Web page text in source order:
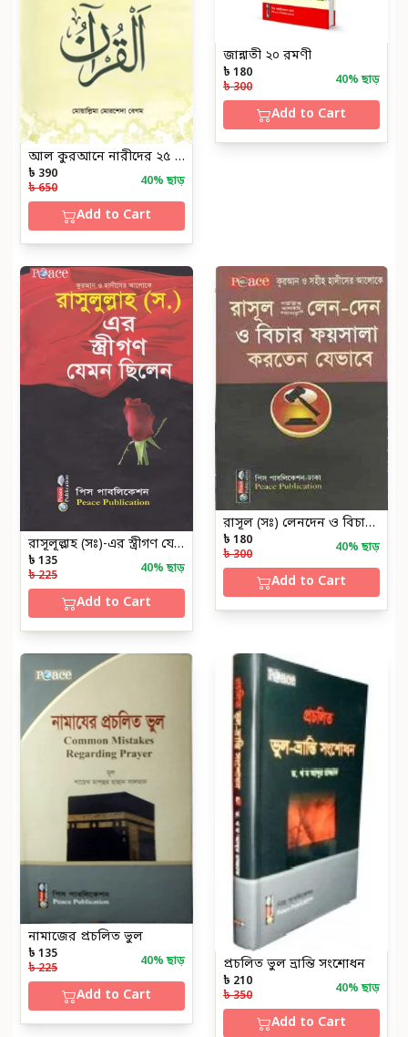
আল কুরআনে নারীদের ২৫ সুরা
৳ 390
৳ 650
40% ছাড়
Add to Cart
জান্নাতী ২০ রমণী
৳ 180
৳ 300
40% ছাড়
Add to Cart
রাসূলূল্লাহ (সঃ)-এর স্ত্রীগণ যেমন ছিলেন
৳ 135
৳ 225
40% ছাড়
Add to Cart
রাসূল (সঃ) লেনদেন ও বিচার ফয়সালা করতেন যেভাবে
৳ 180
৳ 300
40% ছাড়
Add to Cart
নামাজের প্রচলিত ভুল
৳ 135
৳ 225
40% ছাড়
Add to Cart
প্রচলিত ভুল ভ্রান্তি সংশোধন
৳ 210
৳ 350
40% ছাড়
Add to Cart